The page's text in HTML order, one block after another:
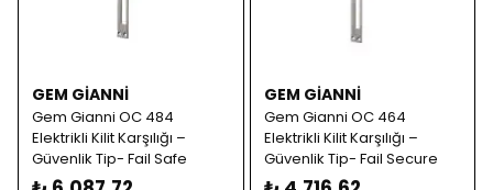
GEM GIANNI
Gem Gianni OC 484
Elektrikli Kilit Karşılığı –
Güvenlik Tip- Fail Safe
GEM GIANNI
Gem Gianni OC 464
Elektrikli Kilit Karşılığı –
Güvenlik Tip- Fail Secure